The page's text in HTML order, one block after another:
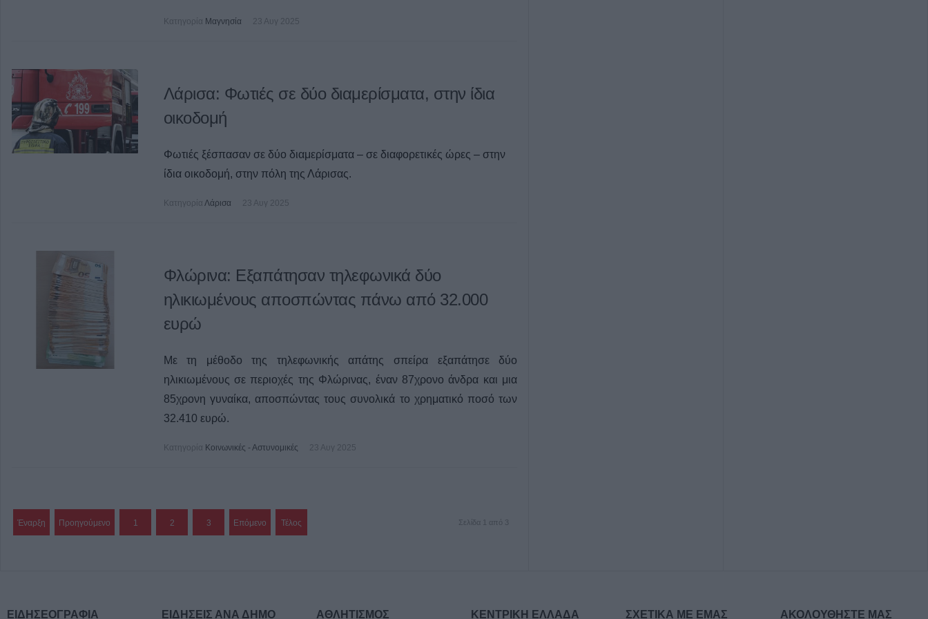
Κατηγορία Μαγνησία 23 Αυγ 2025
Λάρισα: Φωτιές σε δύο διαμερίσματα, στην ίδια
οικοδομή
Φωτιές ξέσπασαν σε δύο διαμερίσματα – σε διαφορετικές ώρες – στην
ίδια οικοδομή, στην πόλη της Λάρισας.
Κατηγορία Λάρισα 23 Αυγ 2025
Φλώρινα: Εξαπάτησαν τηλεφωνικά δύο
ηλικιωμένους αποσπώντας πάνω από 32.000
ευρώ
Με τη μέθοδο της τηλεφωνικής απάτης σπείρα εξαπάτησε δύο
ηλικιωμένους σε περιοχές της Φλώρινας, έναν 87χρονο άνδρα και μια
85χρονη γυναίκα, αποσπώντας τους συνολικά το χρηματικό ποσό των
32.410 ευρώ.
Κατηγορία Κοινωνικές - Αστυνομικές 23 Αυγ 2025
Έναρξη Προηγούμενο 1 2 3 Επόμενο Τέλος Σελίδα 1 από 3
ΕΙΔΗΣΕΟΓΡΑΦΙΑ ΕΙΔΗΣΕΙΣ ΑΝΑ ΔΗΜΟ ΑΘΛΗΤΙΣΜΟΣ ΚΕΝΤΡΙΚΗ ΕΛΛΑΔΑ ΣΧΕΤΙΚΑ ΜΕ ΕΜΑΣ ΑΚΟΛΟΥΘΗΣΤΕ ΜΑΣ